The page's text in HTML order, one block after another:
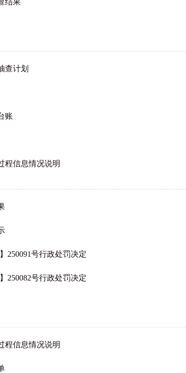
结果
查计划
账
程信息情况说明
250091号行政处罚决定
250082号行政处罚决定
程信息情况说明